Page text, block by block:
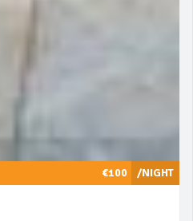
/NIGHT
€100